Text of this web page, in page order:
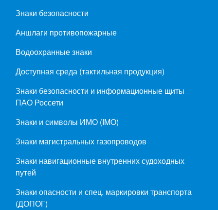
Знаки безопасности
Аншлаги противопожарные
Водоохранные знаки
Доступная среда (тактильная продукция)
Знаки безопасности и информационные щиты
ПАО Россети
Знаки и символы ИМО (IMO)
Знаки магистральных газопроводов
Знаки навигационные внутренних судоходных
путей
Знаки опасности и спец. маркировки транспорта
(ДОПОГ)